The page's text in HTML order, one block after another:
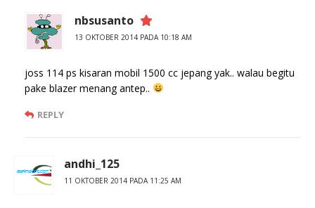
nbsusanto
13 OKTOBER 2014 PADA 10:18 AM
joss 114 ps kisaran mobil 1500 cc jepang yak.. walau begitu
pake blazer menang antep..
REPLY
andhi_125
11 OKTOBER 2014 PADA 11:25 AM